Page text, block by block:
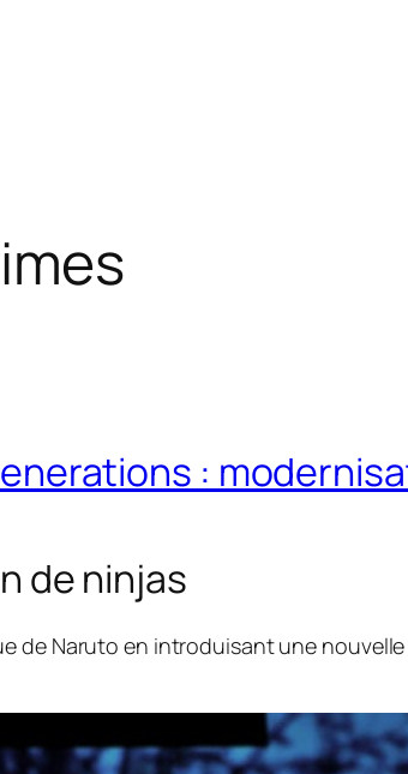
:
de ninjas
de Naruto en introduisant une